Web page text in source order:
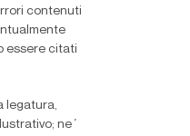
contenuti
essere citati
legatura,
ne´